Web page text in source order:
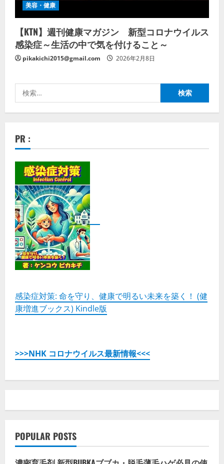
美容・健康
【KTN】週刊健康マガジン 新型コロナウイルス
感染症～生活の中で気を付けること～
pikakichi2015@gmail.com 2026年2月8日
索:
PR :
感染症対策: 命を守り、健康で明るい未来を築く！ (健
康増進ブックス) Kindle版
>>>NHK コロナウイルス最新情報<<<
POPULAR POSTS